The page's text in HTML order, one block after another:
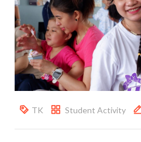
TK Student Activity